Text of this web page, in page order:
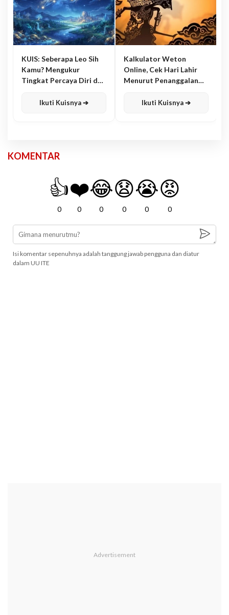
KUIS: Seberapa Leo Sih
Kamu? Mengukur
Tingkat Percaya Diri dan
Ikuti Kuisnya ➔
Kalkulator Weton
Online, Cek Hari Lahir
Menurut Penanggalan
Ikuti Kuisnya ➔
KOMENTAR
👍
0
❤️
0
😂
0
😧
0
😭
0
😡
0
Isi komentar sepenuhnya adalah tanggung jawab pengguna dan diatur
dalam UU ITE